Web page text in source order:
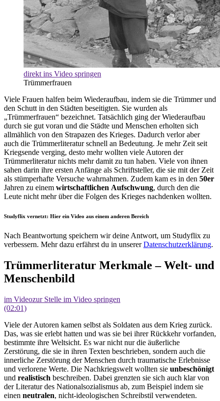
direkt ins Video springen
Trümmerfrauen
Viele Frauen halfen beim Wiederaufbau, indem sie die Trümmer und
den Schutt in den Städten beseitigten. Sie wurden als
„Trümmerfrauen“ bezeichnet. Tatsächlich ging der Wiederaufbau
durch sie gut voran und die Städte und Menschen erholten sich
allmählich von den Strapazen des Krieges. Dadurch verlor aber
auch die Trümmerliteratur schnell an Bedeutung. Je mehr Zeit seit
Kriegsende verging, desto mehr wollten viele Autoren der
Trümmerliteratur nichts mehr damit zu tun haben. Viele von ihnen
sahen darin ihre ersten Anfänge als Schriftsteller, die sie mit der Zeit
als stümperhafte Versuche wahrnahmen. Zudem kam es in den 50er
Jahren zu einem wirtschaftlichen Aufschwung, durch den die
Leute nicht mehr über die Folgen des Krieges nachdenken wollten.
Studyflix vernetzt: Hier ein Video aus einem anderen Bereich
Nach Beantwortung speichern wir deine Antwort, um Studyflix zu
verbessern. Mehr dazu erfährst du in unsererDatenschutzerklärung.
Trümmerliteratur Merkmale – Welt- und
Menschenbild
im Videozur Stelle im Video springen
(02:01)
Viele der Autoren kamen selbst als Soldaten aus dem Krieg zurück.
Das, was sie erlebt hatten und was sie bei ihrer Rückkehr vorfanden,
bestimmte ihre Weltsicht. Es war nicht nur die äußerliche
Zerstörung, die sie in ihren Texten beschrieben, sondern auch die
innerliche Zerstörung der Menschen durch traumatische Erlebnisse
und verlorene Werte. Die Nachkriegswelt wollten sie unbeschönigt
und realistisch beschreiben. Dabei grenzten sie sich auch klar von
der Literatur des Nationalsozialismus ab, zum Beispiel indem sie
einen neutralen, nicht-ideologischen Schreibstil verwendeten.